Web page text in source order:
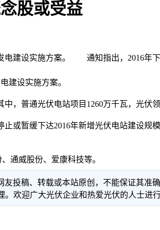
股或受益
电建设实施方案。 通知指出，2016年
建设实施方案。
普通光伏电站项目1260万千瓦，光伏领
暂缓下达2016年新增光伏电站建设规
通威股份、爱康科技等。
投稿、转载或本站原创，不能保证其
欢迎广大光伏企业和热爱光伏的人士进行